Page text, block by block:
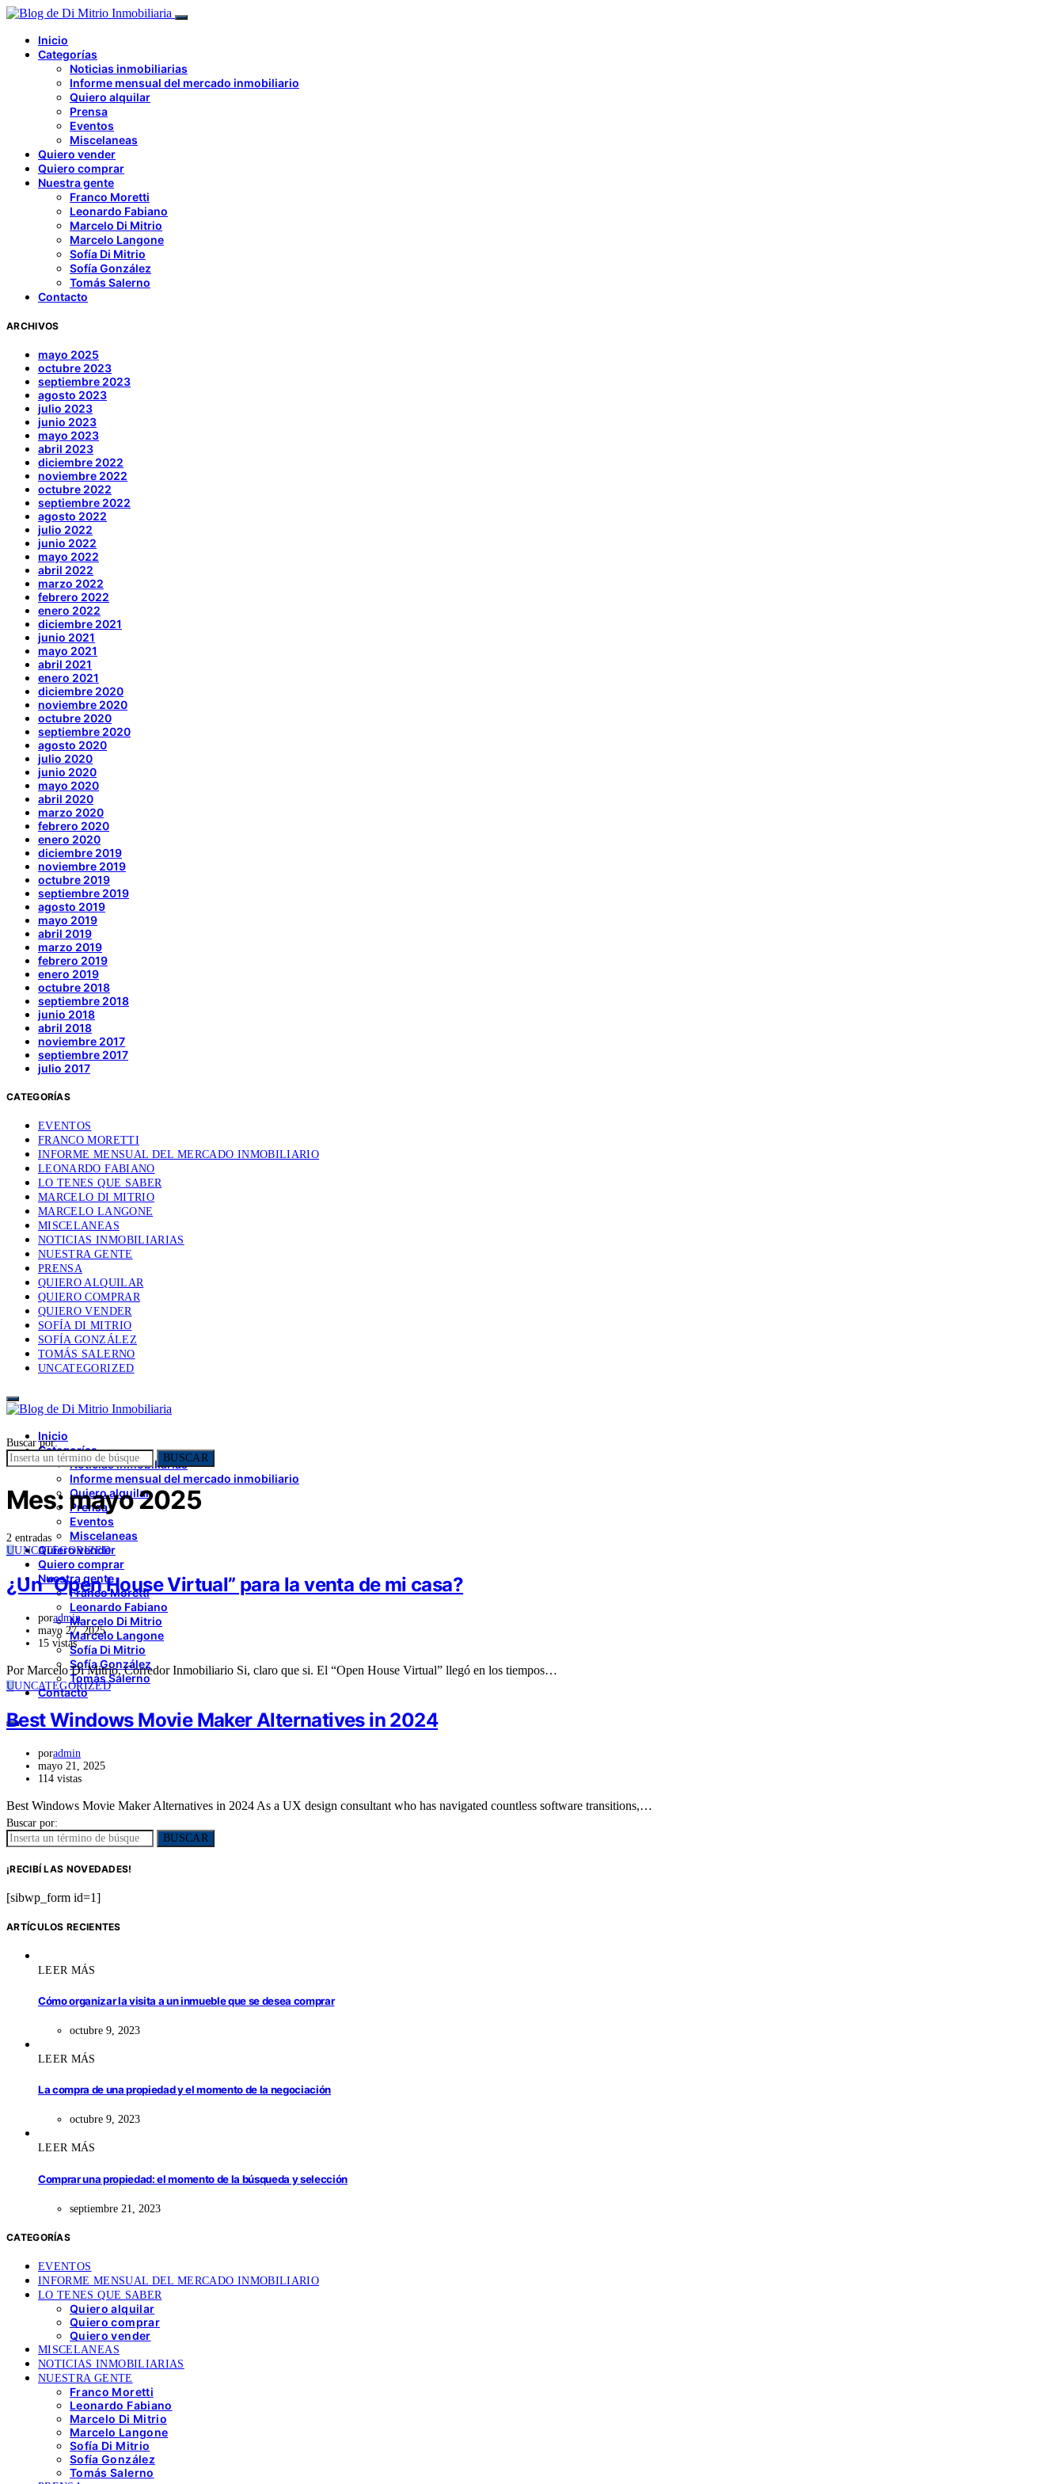
Inicio
Categorías
Noticias inmobiliarias
Informe mensual del mercado inmobiliario
Quiero alquilar
Prensa
Eventos
Miscelaneas
Quiero vender
Quiero comprar
Nuestra gente
Franco Moretti
Leonardo Fabiano
Marcelo Di Mitrio
Marcelo Langone
Sofía Di Mitrio
Sofía González
Tomás Salerno
Contacto
ARCHIVOS
mayo 2025
octubre 2023
septiembre 2023
agosto 2023
julio 2023
junio 2023
mayo 2023
abril 2023
diciembre 2022
noviembre 2022
octubre 2022
septiembre 2022
agosto 2022
julio 2022
junio 2022
mayo 2022
abril 2022
marzo 2022
febrero 2022
enero 2022
diciembre 2021
junio 2021
mayo 2021
abril 2021
enero 2021
diciembre 2020
noviembre 2020
octubre 2020
septiembre 2020
agosto 2020
julio 2020
junio 2020
mayo 2020
abril 2020
marzo 2020
febrero 2020
enero 2020
diciembre 2019
noviembre 2019
octubre 2019
septiembre 2019
agosto 2019
mayo 2019
abril 2019
marzo 2019
febrero 2019
enero 2019
octubre 2018
septiembre 2018
junio 2018
abril 2018
noviembre 2017
septiembre 2017
julio 2017
CATEGORÍAS
EVENTOS
FRANCO MORETTI
INFORME MENSUAL DEL MERCADO INMOBILIARIO
LEONARDO FABIANO
LO TENES QUE SABER
MARCELO DI MITRIO
MARCELO LANGONE
MISCELANEAS
NOTICIAS INMOBILIARIAS
NUESTRA GENTE
PRENSA
QUIERO ALQUILAR
QUIERO COMPRAR
QUIERO VENDER
SOFÍA DI MITRIO
SOFÍA GONZÁLEZ
TOMÁS SALERNO
UNCATEGORIZED
Inicio
Categorías
Noticias inmobiliarias
Informe mensual del mercado inmobiliario
Quiero alquilar
Prensa
Eventos
Miscelaneas
Quiero vender
Quiero comprar
Nuestra gente
Franco Moretti
Leonardo Fabiano
Marcelo Di Mitrio
Marcelo Langone
Sofía Di Mitrio
Sofía González
Tomás Salerno
Contacto
Buscar por:
BUSCAR
Mes: mayo 2025
2 entradas
UUNCATEGORIZED
¿Un “Open House Virtual” para la venta de mi casa?
poradmin
mayo 27, 2025
15 vistas
Por Marcelo Di Mitrio, Corredor Inmobiliario Si, claro que si. El “Open House Virtual” llegó en los tiempos…
UUNCATEGORIZED
Best Windows Movie Maker Alternatives in 2024
poradmin
mayo 21, 2025
114 vistas
Best Windows Movie Maker Alternatives in 2024 As a UX design consultant who has navigated countless software transitions,…
Buscar por:
BUSCAR
¡RECIBÍ LAS NOVEDADES!
[sibwp_form id=1]
ARTÍCULOS RECIENTES
LEER MÁS
Cómo organizar la visita a un inmueble que se desea comprar
octubre 9, 2023
LEER MÁS
La compra de una propiedad y el momento de la negociación
octubre 9, 2023
LEER MÁS
Comprar una propiedad: el momento de la búsqueda y selección
septiembre 21, 2023
CATEGORÍAS
EVENTOS
INFORME MENSUAL DEL MERCADO INMOBILIARIO
LO TENES QUE SABER
Quiero alquilar
Quiero comprar
Quiero vender
MISCELANEAS
NOTICIAS INMOBILIARIAS
NUESTRA GENTE
Franco Moretti
Leonardo Fabiano
Marcelo Di Mitrio
Marcelo Langone
Sofía Di Mitrio
Sofía González
Tomás Salerno